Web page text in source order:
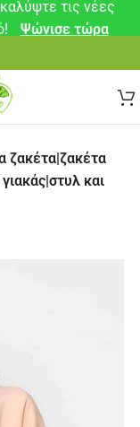
τις νέες
Ψώνισε τώρα
ζακέτα|ζακέτα
και